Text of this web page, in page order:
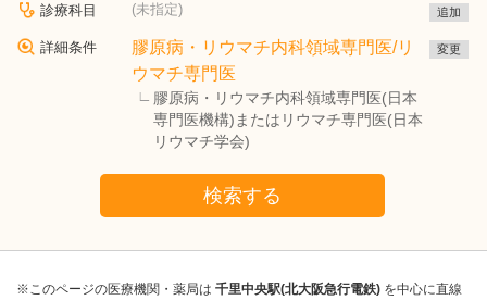
診療科目 (未指定) 追加
詳細条件
膠原病・リウマチ内科領域専門医/リ
ウマチ専門医
膠原病・リウマチ内科領域専門医(日本
専門医機構)またはリウマチ専門医(日本
リウマチ学会)
変更
検索する
※このページの医療機関・薬局は 千里中央駅(北大阪急行電鉄) を中心に直線